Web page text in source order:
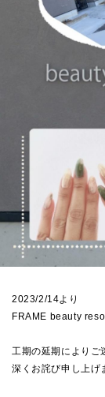
2023/2/14より
FRAME beauty
工期の延期によりご
深くお詫び申し上げ